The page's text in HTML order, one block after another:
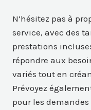
N’hésitez pas à
service, avec des
prestations
répondre aux
variés tout en
Prévoyez
pour les